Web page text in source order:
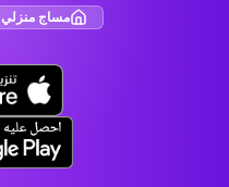
مساج منزلي